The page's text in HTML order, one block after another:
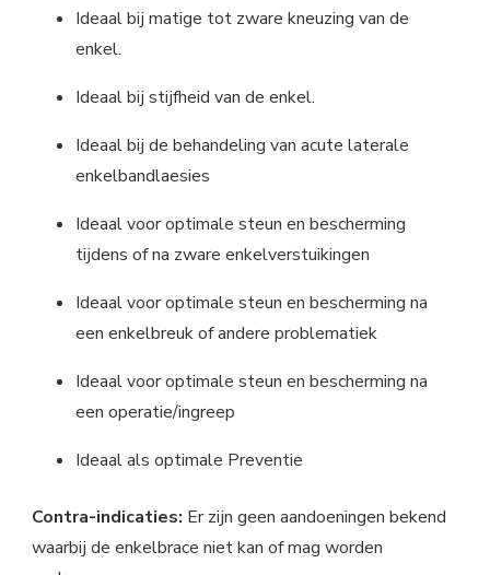
Ideaal bij matige tot zware kneuzing van de
enkel.
Ideaal bij stijfheid van de enkel.
Ideaal bij de behandeling van acute laterale
enkelbandlaesies
Ideaal voor optimale steun en bescherming
tijdens of na zware enkelverstuikingen
Ideaal voor optimale steun en bescherming na
een enkelbreuk of andere problematiek
Ideaal voor optimale steun en bescherming na
een operatie/ingreep
Ideaal als optimale Preventie
Contra-indicaties: Er zijn geen aandoeningen bekend
waarbij de enkelbrace niet kan of mag worden